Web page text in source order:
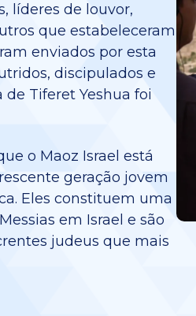
líderes de louvor,
que estabeleceram
enviados por esta
discipulados e
de Tiferet Yeshua foi
o Maoz Israel está
geração jovem
Eles constituem uma
em Israel e são
judeus que mais